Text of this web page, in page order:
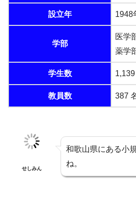
設立年 1948
学部
医学
薬学
学生数 1,139
教員数 387
せしみん
和歌山県にある小
ね。